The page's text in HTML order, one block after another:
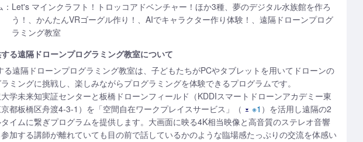
：Let's マインクラフト！トロッコアドベンチャー！ほか3種、夢のデジタル水族館を作ろ
う！、かんたんVRゴーグル作り！、AIでキャラクター作り体験！、遠隔ドローンプログ
ラミング教室
る遠隔ドローンプログラミング教室について
る遠隔ドローンプログラミング教室は、子どもたちがPCやタブレットを用いてドローンの
ミングに挑戦し、楽しみながらプログラミングを体験できるプログラムです。
学未来知実証センターと板橋ドローンフィールド（KDDIスマートドローンアカデミー東
都板橋区舟渡4-3-1）を「空間自在ワークプレイスサービス」（
※1 ）を活用し遠隔の2
イムに繋ぎプログラムを提供します。大画面に映る4K相当映像と高音質のステレオ音響
加する講師が離れていても目の前で話しているかのような臨場感たっぷりの交流を体感い